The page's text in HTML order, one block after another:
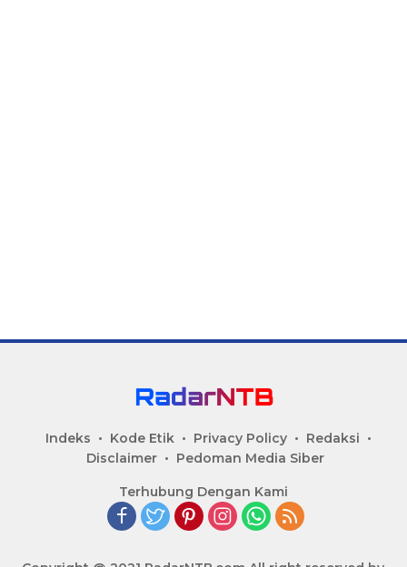
Indeks Kode Etik Privacy Policy
Redaksi
Disclaimer
Pedoman Media Siber
Terhubung Dengan Kami